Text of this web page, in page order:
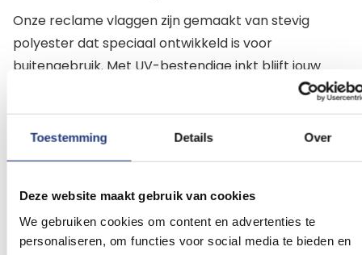
Toestemming Details Over
Deze website maakt gebruik van cookies
We gebruiken cookies om content en advertenties te
personaliseren, om functies voor social media te bieden en
Onze reclame vlaggen zijn gemaakt van stevig
polyester dat speciaal ontwikkeld is voor
buitengebruik. Met UV-bestendige inkt blijft jouw
investeer je in een product dat lang mee gaat.
Bestel eenvoudig online
Een reclame vlag 120x180 cm bestel je eenvoudig bij
Vlaggenclub: upload je ontwerp, kies het juiste
formaat en rond je bestelling af. Dankzij ons ruime